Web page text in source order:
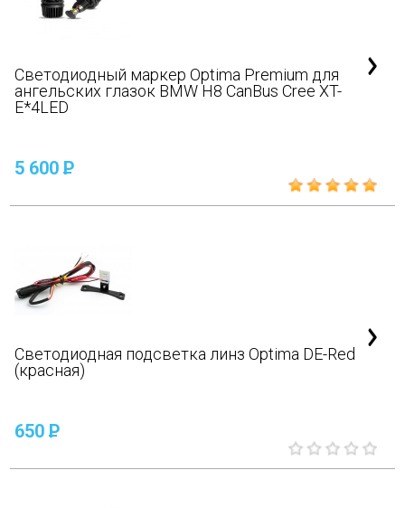
Светодиодный маркер Optima Premium для
ангельских глазок BMW H8 CanBus Cree XT-
E*4LED
5 600P
Светодиодная подсветка линз Optima DE-Red
(красная)
650P